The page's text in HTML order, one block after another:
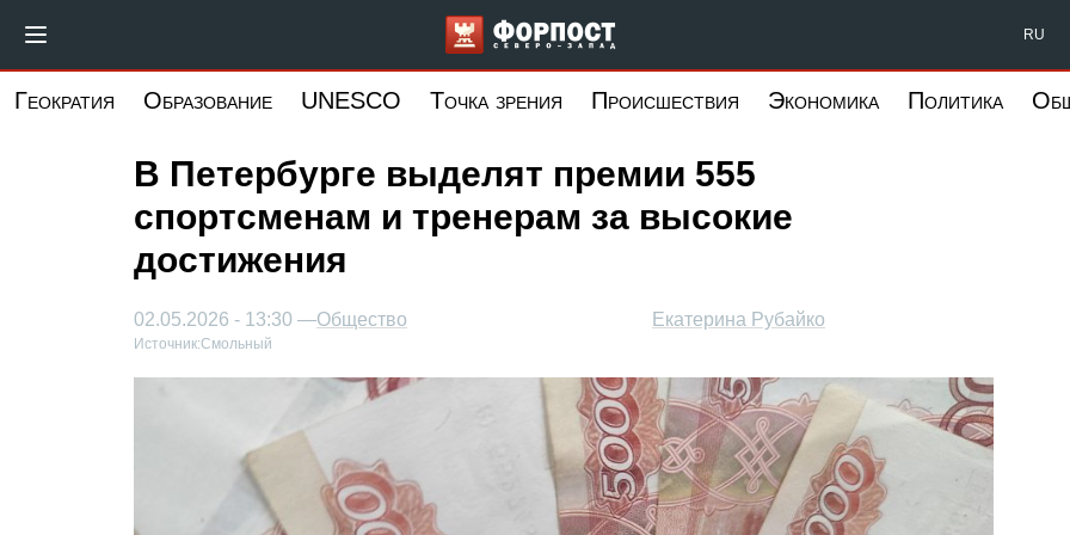
основному
Форпост Северо-Запад RU
Геократия Образование UNESCO Точка зрения Происшествия Экономика Политика
В Петербурге выделят премии 555
спортсменам и тренерам за высокие
достижения
Екатерина Рубайко
02.05.2026 - 13:30 —Общество
Источник:Смольный